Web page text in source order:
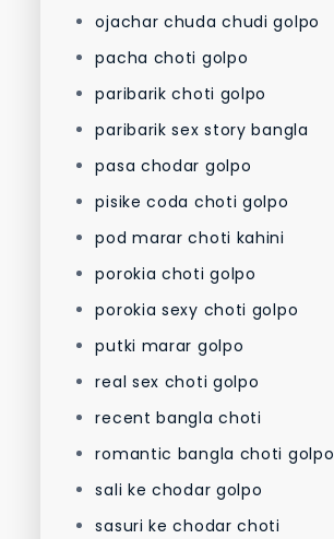
ojachar chuda chudi golpo
pacha choti golpo
paribarik choti golpo
paribarik sex story bangla
pasa chodar golpo
pisike coda choti golpo
pod marar choti kahini
porokia choti golpo
porokia sexy choti golpo
putki marar golpo
real sex choti golpo
recent bangla choti
romantic bangla choti golpo
sali ke chodar golpo
sasuri ke chodar choti